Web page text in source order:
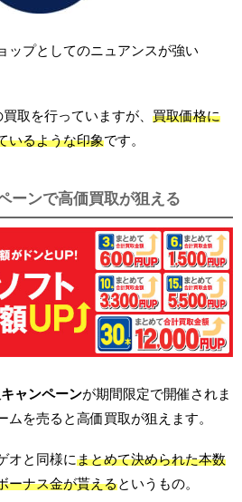
ップとしてのニュアンスが強い
取を行っていますが、 買取価格に
いるような印象です。
ーンで高価買取が狙える
ャンペーンが期間限定で開催されま
ムを売ると高価買取が狙えます。
オと同様にまとめて決められた本数
ーナス金が貰えるというもの。